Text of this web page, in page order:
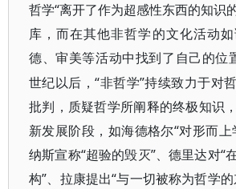
哲学“离开了作为超感性东西的知识
库，而在其他非哲学的文化活动
德、审美等活动中找到了自己的位置
世纪以后，“非哲学”持续致力于对
批判，质疑哲学所阐释的终极知识
新发展阶段，如海德格尔“对形而上
纳斯宣称“超验的毁灭”、德里达对“
构”、拉康提出“与一切被称为哲学的